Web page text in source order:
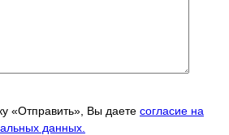
«Отправить», Вы даете согласие на
данных.